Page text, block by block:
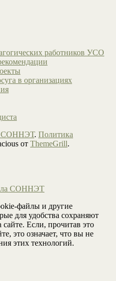
работников УСО
в организациях
СОННЭТ. Политика
от ThemeGrill.
СОННЭТ
файлы и другие
для удобства сохраняют
Если, прочитав это
это означает, что вы не
этих технологий.